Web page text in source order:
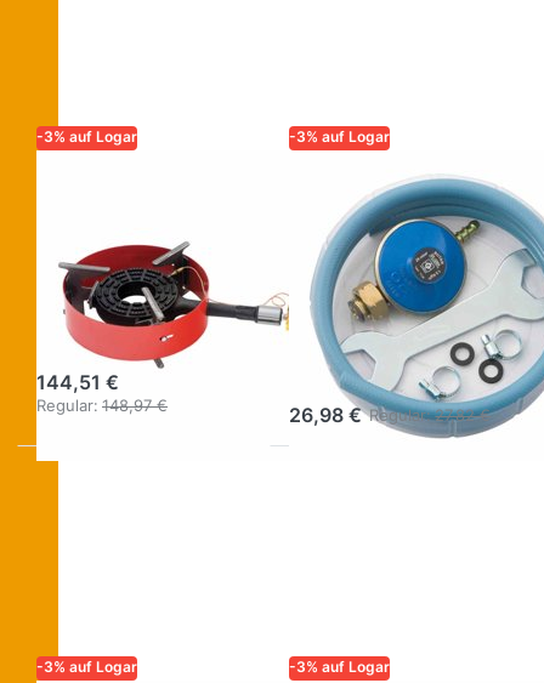
-3% auf Logar
Gasbrenner 8
kW mit
Zündsicherung
und Ring
144,51 €
Regular: 148,97 €
-3% auf Logar
LOGAR – QUALITÄT UND
ZUVERLÄSSIGKEIT FÜR
Gasschlauch-
Set für
Gasbrenner 1,5
m mit Regler &
Schlüssel
26,98 € Regular:27,82 €
-3% auf Logar -3% auf Logar